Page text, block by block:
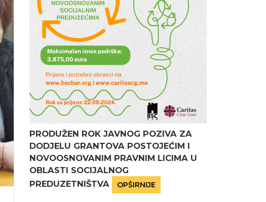
PRODUŽEN ROK JAVNOG POZIVA ZA
DODJELU GRANTOVA POSTOJEĆIM I
NOVOOSNOVANIM PRAVNIM LICIMA U
OBLASTI SOCIJALNOG
PREDUZETNIŠTVA
OPŠIRNIJE